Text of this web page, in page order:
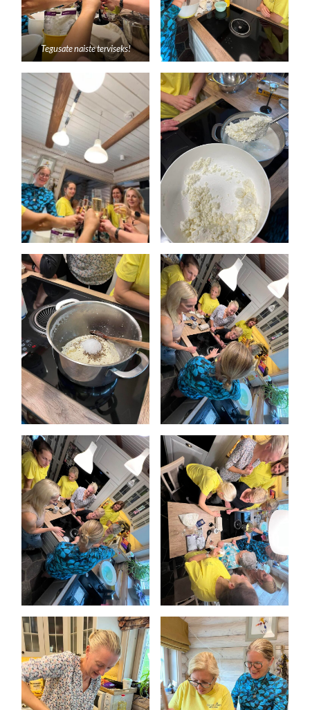
Tegusate naiste terviseks!